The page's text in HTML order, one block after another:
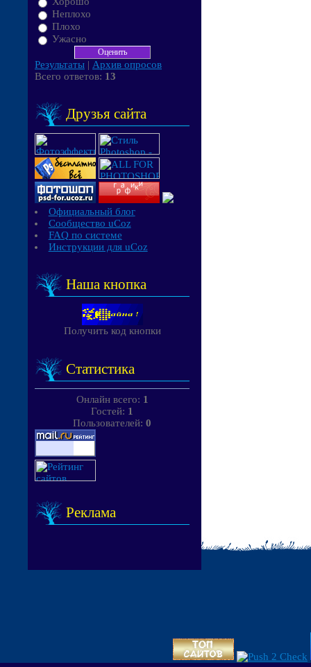
Неплохо
Плохо
Ужасно
Результаты | Архив опросов
Всего ответов: 13
Друзья сайта
Официальный блог
Сообщество uCoz
FAQ по системе
Инструкции для uCoz
Наша кнопка
Получить код кнопки
Статистика
Онлайн всего: 1
Гостей: 1
Пользователей: 0
Реклама